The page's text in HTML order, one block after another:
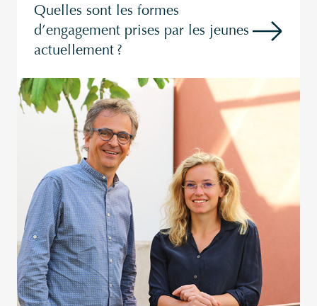
Quelles sont les formes
d’engagement prises par les jeunes
actuellement ?